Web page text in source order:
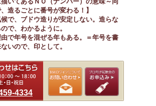
造るごとに番号が変わる！】
で、ブドウ造りが安定しない。造らな
で、わかるように。
で年号を混ぜる年もある。＝年号を書
いので、印として。
4334